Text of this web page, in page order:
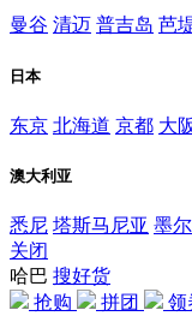
曼谷 清迈 普吉岛 芭
日本
东京 北海道 京都 大
澳大利亚
悉尼 塔斯马尼亚 墨
关闭
哈巴 搜好货
抢购
拼团 领